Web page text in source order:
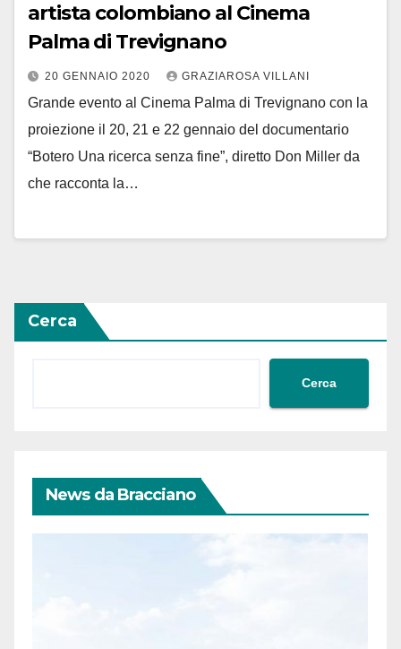
artista colombiano al Cinema
Palma di Trevignano
20 GENNAIO 2020 GRAZIAROSA VILLANI
Grande evento al Cinema Palma di Trevignano con la
proiezione il 20, 21 e 22 gennaio del documentario
“Botero Una ricerca senza fine”, diretto Don Miller da
che racconta la…
Cerca
Cerca
News da Bracciano